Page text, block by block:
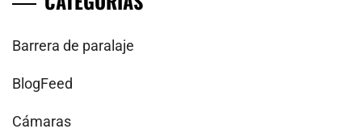
Barrera de paralaje
BlogFeed
Cámaras